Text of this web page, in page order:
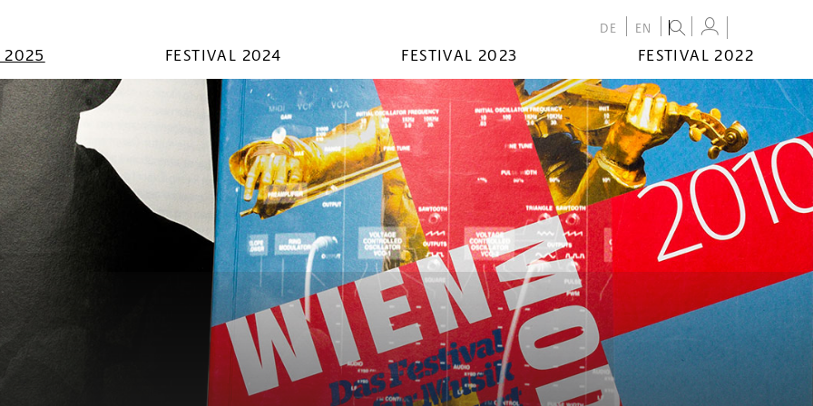
DE EN
2025 FESTIVAL 2024 FESTIVAL 2023 FESTIVAL 2022